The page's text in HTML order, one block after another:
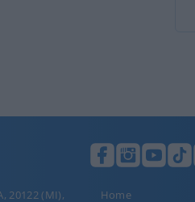
20122 (MI), Home